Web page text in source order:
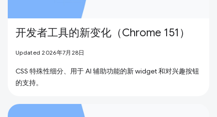
开发者工具的新变化（Chrome 151）
Updated 2026年7月28日
CSS 特殊性细分、用于 AI 辅助功能的新 widget 和对兴趣按钮
的支持。